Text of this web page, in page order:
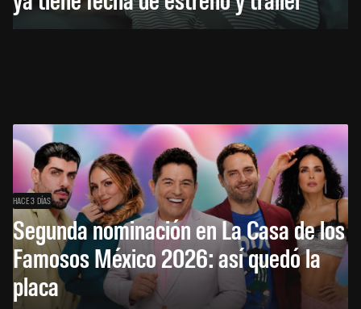
HACE 3 DÍAS
Segunda nominación en La Casa de los
Famosos México 2026: así quedó la
placa